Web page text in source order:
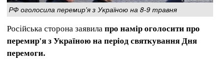
РФ оголосила перемир'я з Україною на 8-9 травня
Російська сторона заявила про намір оголосити про
перемир'я з Україною на період святкування Дня
перемоги.